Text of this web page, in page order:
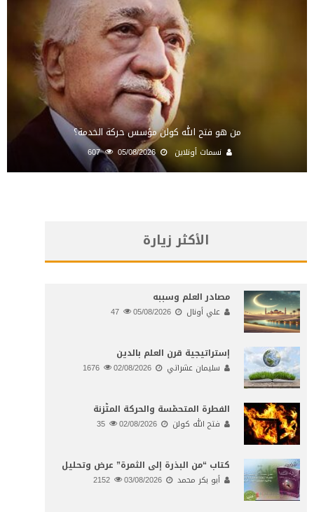
من هو فتح الله كولن مؤسس حركة الخدمة؟
نسمات أونلاين 05/08/2026
607
الأكثر زيارة
مصادر العلم وسببه
علي أونال 05/08/2026
إستراتيجية قرن العلم بالدين
سليمان عشراتي 02/08/2026
الفطرة المتحمّسة والحركة المتّزنة
فتح الله كولن 02/08/2026
كتاب “من البذرة إلى الثمرة” عرض وتحليل
أبو بكر محمد 03/08/2026